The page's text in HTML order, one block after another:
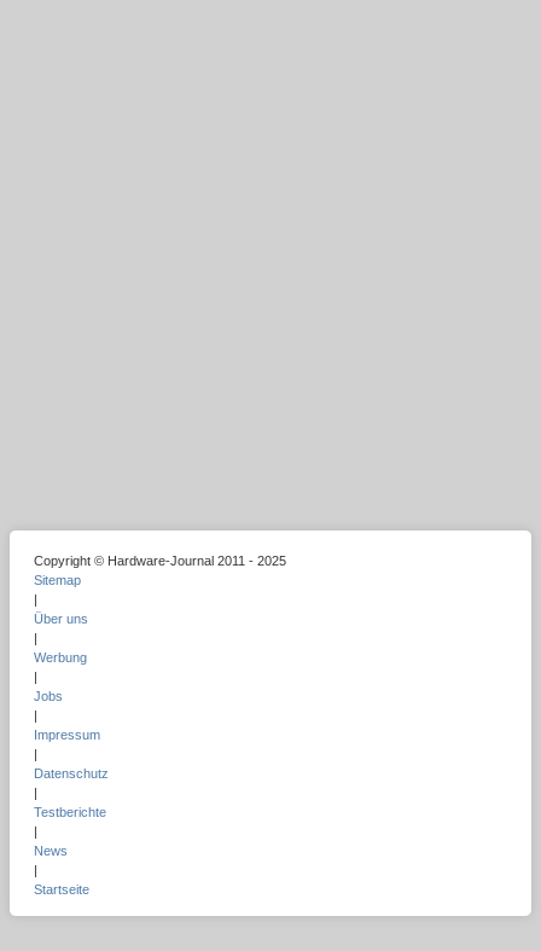
Copyright © Hardware-Journal 2011 - 2025
Sitemap
|
Über uns
|
Werbung
|
Jobs
|
Impressum
|
Datenschutz
|
Testberichte
|
News
|
Startseite